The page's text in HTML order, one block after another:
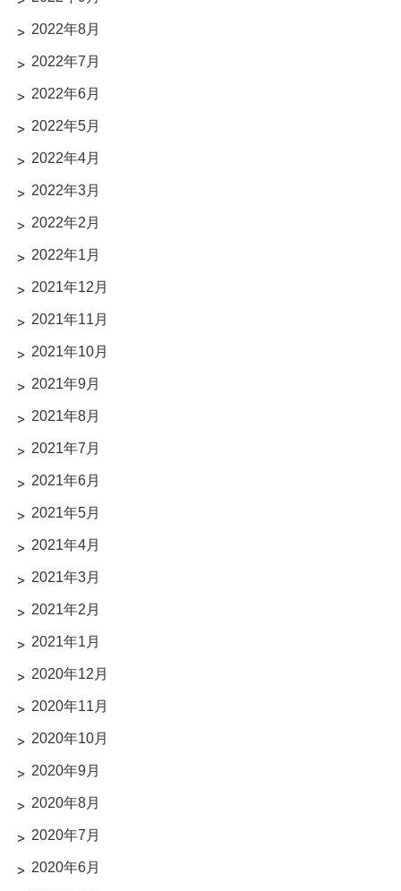
2022年8月
2022年7月
2022年6月
2022年5月
2022年4月
2022年3月
2022年2月
2022年1月
2021年12月
2021年11月
2021年10月
2021年9月
2021年8月
2021年7月
2021年6月
2021年5月
2021年4月
2021年3月
2021年2月
2021年1月
2020年12月
2020年11月
2020年10月
2020年9月
2020年8月
2020年7月
2020年6月